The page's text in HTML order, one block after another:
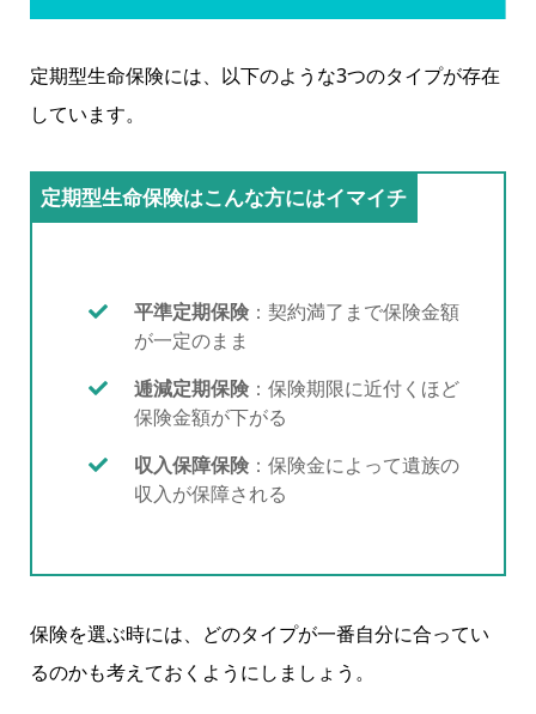
定期型生命保険には、以下のような3つのタイプが存在
しています。
定期型生命保険はこんな方にはイマイチ
平準定期保険：契約満了まで保険金額
が一定のまま
逓減定期保険：保険期限に近付くほど
保険金額が下がる
収入保障保険：保険金によって遺族の
収入が保障される
保険を選ぶ時には、どのタイプが一番自分に合ってい
るのかも考えておくようにしましょう。